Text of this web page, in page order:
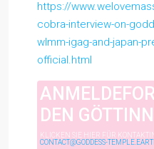
https://
cobra-interview-on-
wlmm-igag-and-japan-
official.html
DEN
KLICKEN SIE HIER FÜR
CONTACT@GODDESS-